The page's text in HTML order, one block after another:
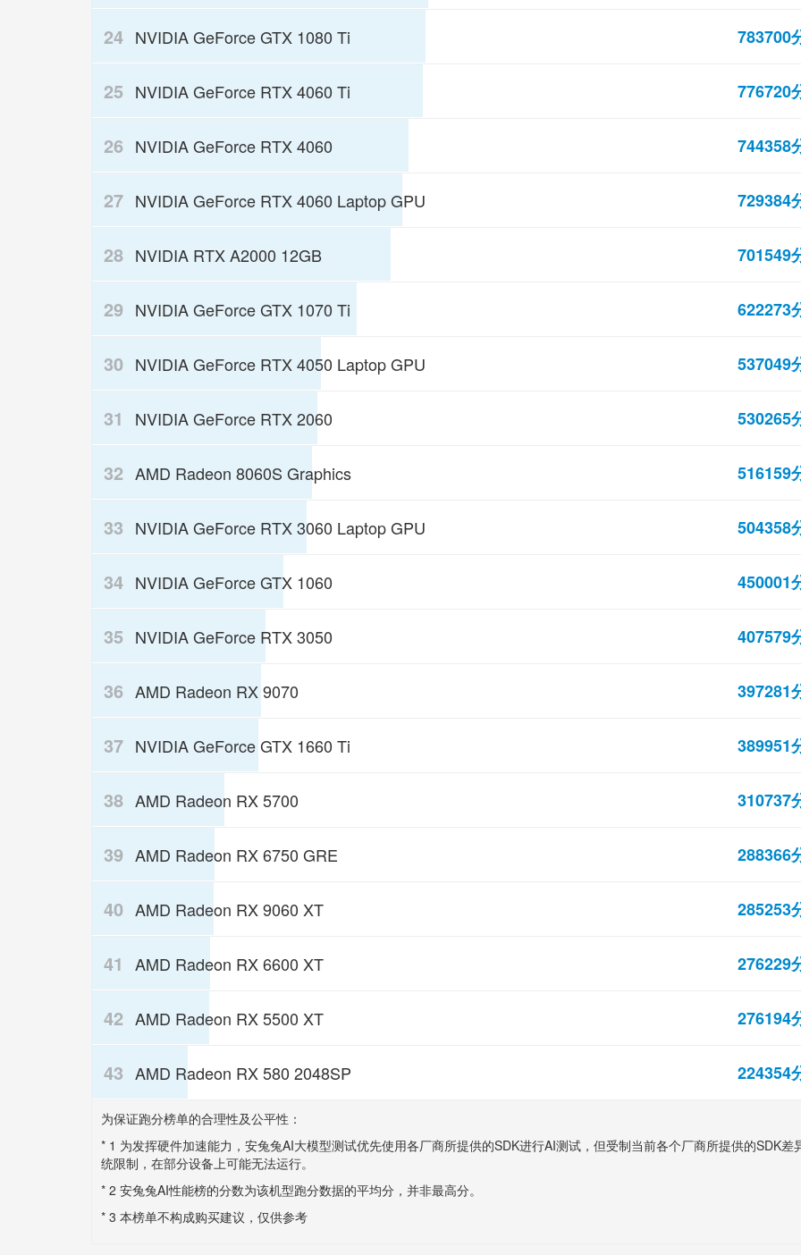
24 NVIDIA GeForce GTX 1080 Ti 783700
25 NVIDIA GeForce RTX 4060 Ti 776720
26 NVIDIA GeForce RTX 4060 744358
27 NVIDIA GeForce RTX 4060 Laptop GPU 729384
28 NVIDIA RTX A2000 12GB 701549
29 NVIDIA GeForce GTX 1070 Ti 622273
30 NVIDIA GeForce RTX 4050 Laptop GPU 537049
31 NVIDIA GeForce RTX 2060 530265
32 AMD Radeon 8060S Graphics 516159
33 NVIDIA GeForce RTX 3060 Laptop GPU 504358
34 NVIDIA GeForce GTX 1060 450001
35 NVIDIA GeForce RTX 3050 407579
36 AMD Radeon RX 9070 397281
37 NVIDIA GeForce GTX 1660 Ti 389951
38 AMD Radeon RX 5700 310737
39 AMD Radeon RX 6750 GRE 288366
40 AMD Radeon RX 9060 XT 285253
41 AMD Radeon RX 6600 XT 276229
42 AMD Radeon RX 5500 XT 276194
43 AMD Radeon RX 580 2048SP 224354
为保证跑分榜单的合理性及公平性：
* 1 为发挥硬件加速能力，安兔兔AI大模型测试优先使用各厂商所提供的SDK进行AI测试，但受制当前各个厂商所提供的SDK差
统限制，在部分设备上可能无法运行。
* 2 安兔兔AI性能榜的分数为该机型跑分数据的平均分，并非最高分。
* 3 本榜单不构成购买建议，仅供参考